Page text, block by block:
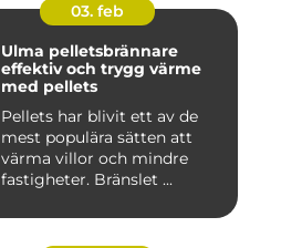
03. feb
Ulma pelletsbrännare
effektiv och trygg värme
med pellets
Pellets har blivit ett av de
mest populära sätten att
värma villor och mindre
fastigheter. Bränslet ...